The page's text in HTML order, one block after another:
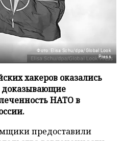
Фото: Elisa Schu/dpa/Global Look
Press
хакеров оказались
доказывающие
НАТО в
предоставили